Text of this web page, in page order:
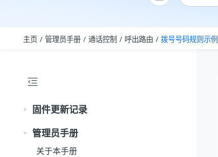
主页 管理员手册 通话控制 呼出路由 拨号号码规则示例
固件更新记录
管理员手册
关于本手册